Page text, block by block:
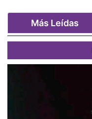
Más Leídas